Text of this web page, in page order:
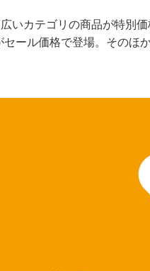
いカテゴリの商品が特別
ール価格で登場。そのほ